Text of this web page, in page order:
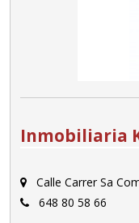
Inmobiliaria
Calle Carrer Sa
648 80 58 66